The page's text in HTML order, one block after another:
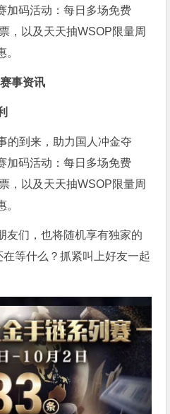
加码活动：每日多场免费
，以及天天抽WSOP限量周
事资讯
的到来，助力国人冲金夺
加码活动：每日多场免费
，以及天天抽WSOP限量周
友们，也将随机享有独家的
在等什么？抓紧叫上好友一起